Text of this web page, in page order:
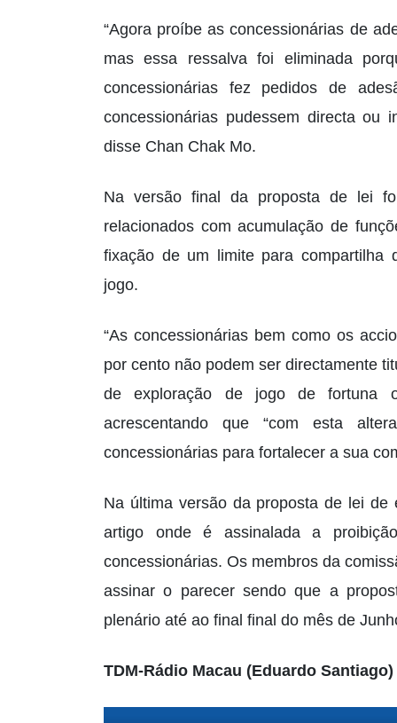
“Agora proíbe as concessionárias de
mas essa ressalva foi eliminada
concessionárias fez pedidos de
concessionárias pudessem directa ou
disse Chan Chak Mo.
Na versão final da proposta de lei
relacionados com acumulação de
fixação de um limite para compartilha
jogo.
“As concessionárias bem como os
por cento não podem ser directamente
de exploração de jogo de fortuna
acrescentando que “com esta
concessionárias para fortalecer a sua
Na última versão da proposta de lei
artigo onde é assinalada a
concessionárias. Os membros da
assinar o parecer sendo que a
plenário até ao final final do mês de
TDM-Rádio Macau (Eduardo Santiago)